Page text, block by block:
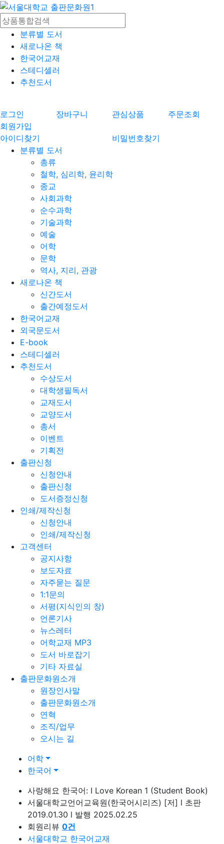
분류별 도서
새로나온 책
한국어교재
스테디셀러
추천도서
로그인 장바구니 관심상품
주문조회
회원가입
아이디찾기
비밀번호찾기
분류별 도서
총류
철학, 심리학, 윤리학
종교
사회과학
순수과학
기술과학
예술
어학
문학
역사, 지리, 관광
새로나온 책
신간도서
출간예정도서
한국어교재
외국문도서
E-book
스테디셀러
추천도서
수상도서
대학생필독서
교재도서
교양도서
총서
이벤트
기획전
출판신청
신청안내
출판신청
도서증정신청
인쇄/제작신청
신청안내
인쇄/제작신청
고객센터
공지사항
보도자료
자주묻는 질문
1:1문의
서평(지식인의 창)
언론기사
뉴스레터
어학교재 MP3
도서 바로잡기
기타 자료실
출판문화원소개
원장인사말
출판문화원소개
연혁
조직/업무
오시는 길
어학
한국어
사랑해요 한국어: I Love Korean 1 (Student Book)
서울대학교언어교육원(한국어시리즈) [저] l 초판
2019.01.30 l 발행 2025.02.25
회원리뷰 0건
서울대학교 한국어교재